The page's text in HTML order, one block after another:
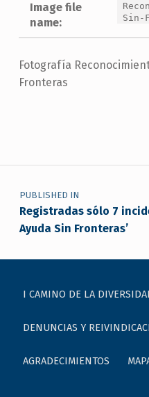
Image file
name:
Sin-
Fotografía
Fronteras
Navegación de entradas
PUBLISHED IN
Registradas sólo 7
Ayuda Sin Fronteras’
I CAMINO DE LA
DENUNCIAS Y
AGRADECIMIENTOS